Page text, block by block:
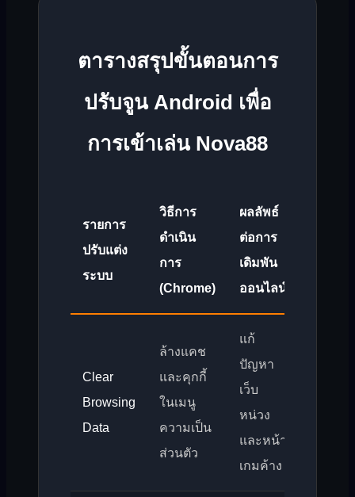
ตารางสรุปขั้นตอนการ
ปรับจูน Android เพื่อ
การเข้าเล่น Nova88
รายการ
ปรับแต่ง
ระบบ
วิธีการ
ดำเนิน
การ
(Chrome)
ผลลัพธ์
ต่อการ
เดิมพัน
ออนไลน์
Clear
Browsing
Data
ล้างแคช
และคุกกี้
ในเมนู
ความเป็น
ส่วนตัว
แก้
ปัญหา
เว็บ
หน่วง
และหน้า
เกมค้าง